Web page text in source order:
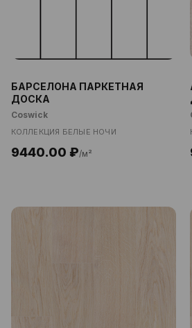
БАРСЕЛОНА ПАРКЕТНАЯ
ДОСКА
Coswick
КОЛЛЕКЦИЯ БЕЛЫЕ НОЧИ
9440.00 ₽/м²